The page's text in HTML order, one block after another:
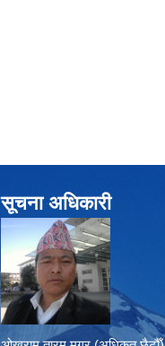
सूचना अधिकारी